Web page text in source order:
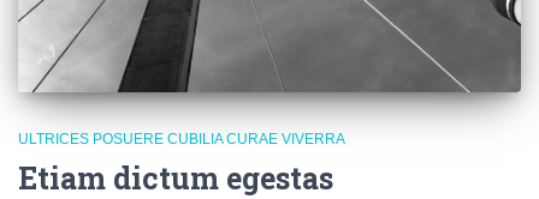
ULTRICES POSUERE CUBILIA CURAE VIVERRA
Etiam dictum egestas